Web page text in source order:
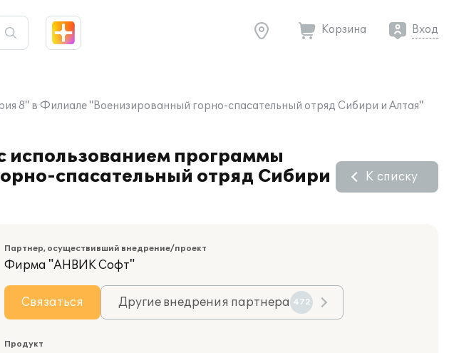
Корзина Вход
8" в Филиале "Военизированный горно-спасательный отряд Сибири и Алтая"
использованием программы
спасательный отряд Сибири
К списку
Партнер, осуществивший внедрение/проект
Фирма "АНВИК Софт"
Связаться Другие внедрения партнера 472
Продукт